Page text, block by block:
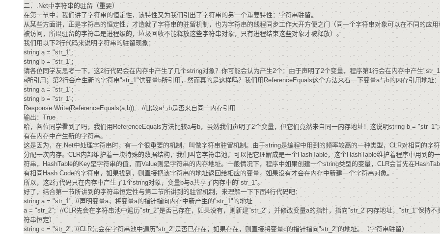
二．.Net中字符串的驻留（重要）
在第一节中，我们讲了字符串的恒定性，该特性又为我们引出了字符串的另一个重要特性：字符串驻留。
从某些方面讲，正是字符串的恒定性，才造就了字符串的驻留机制，也为字符串的线程同步工作大开方便之门（同一个字符串对象可以在不同的应
被访问，所以驻留的字符串是进程级的，垃圾回收不能释放这些字符串对象，只有进程结束这些对象才被释放）。
我们用以下2行代码来说明字符串的驻留现象：
string a = "str_1";
string b = "str_1";
请各位同学友思考一下，这2行代码会在内存中产生了几个string对象？你可能会认为产生2个：由于声明了2个变量，程序第1行会在内存中产生
a所引用；第2行会产生新的字符串"str_1"供变量b所引用，然而真的是这样吗？我们用ReferenceEquals这个方法来看一下变量a与b的内存引用地址：
string a = "str_1";
string b = "str_1";
Response.Write(ReferenceEquals(a,b)); //比较a与b是否来自同一内存引用
输出：True
哈，各位同学看到了吗，我们用ReferenceEquals方法比较a与b，虽然我们声明了2个变量，但它们竟然来自同一内存地址！这说明string b =
有在内存中产生新的字符串。
这是因为，在.Net中处理字符串时，有一个很重要的机制，叫做字符串驻留机制。由于string是编程中用到的频率较高的一种类型，CLR对相同的字
分配一次内存。CLR内部维护着一块特殊的数据结构，我们叫它字符串池，可以把它理解成是一个HashTable，这个HashTable维护着程序中用到的
符串，HashTable的Key是字符串的值，而Value则是字符串的内存地址。一般情况下，程序中如果创建一个string类型的变量，CLR会首先在
有相同Hash Code的字符串，如果找到，则直接把该字符串的地址返回给相应的变量，如果没有才会在内存中新建一个字符串对象。
所以，这2行代码只在内存中产生了1个string对象，变量b与a共享了内存中的"str_1"。
好了，结合第一节所讲到的字符串恒定性与第二节所讲到的驻留机制，来理解一下下面4行代码吧：
string a = "str_1"; //声明变量a，将变量a的指针指向内存中新产生的"str_1"的地址
a = "str_2"; //CLR先会在字符串池中遍历"str_2"是否已存在，如果没有，则新建"str_2"，并修改变量a的指针，指向"str_2"内存地址，"str_1"保持不
符串恒定）
string c = "str_2"; //CLR先会在字符串池中遍历"str_2"是否已存在，如果存在，则直接将变量c的指针指向"str_2"的地址。（字符串驻留）